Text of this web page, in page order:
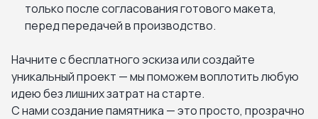
только после согласования готового макета,
перед передачей в производство.
Начните с бесплатного эскиза или создайте
уникальный проект — мы поможем воплотить любую
идею без лишних затрат на старте.
С нами создание памятника — это просто, прозрачно